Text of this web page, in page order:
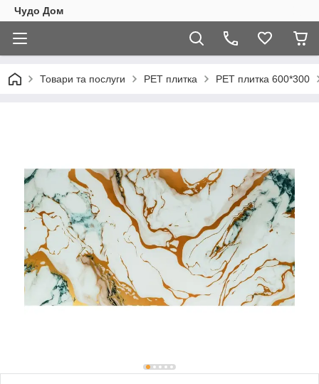
Чудо Дом
Товари та послуги PET плитка PET плитка 600*300